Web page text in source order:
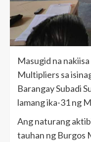
Masugid na
Multipliers sa
Barangay Subadi
lamang ika-31 ng
Ang naturang
tauhan ng Burgos